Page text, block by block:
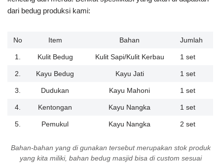
dari bedug produksi kami:
No Item Bahan Jumlah
1. Kulit Bedug Kulit Sapi/Kulit Kerbau 1 set
2. Kayu Bedug Kayu Jati 1 set
3. Dudukan Kayu Mahoni 1 set
4. Kentongan Kayu Nangka 1 set
5. Pemukul Kayu Nangka 2 set
Bahan-bahan yang di gunakan tersebut merupakan stok produk
yang kita miliki, bahan bedug masjid bisa di custom sesuai